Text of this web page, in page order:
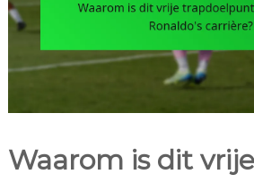
Waarom is dit vrije